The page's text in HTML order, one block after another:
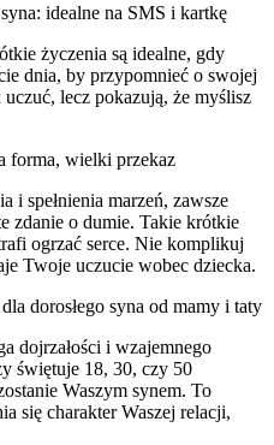
idealne na SMS i kartkę
życzenia są idealne, gdy
dnia, by przypomnieć o swojej
lecz pokazują, że myślisz
forma, wielki przekaz
i spełnienia marzeń, zawsze
zdanie o dumie. Takie krótkie
ogrzać serce. Nie komplikuj
Twoje uczucie wobec dziecka.
dorosłego syna od mamy i taty
dojrzałości i wzajemnego
świętuje 18, 30, czy 50
Waszym synem. To
się charakter Waszej relacji,